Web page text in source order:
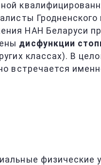
НАН Беларуси
дисфункции
классах). В
встречается